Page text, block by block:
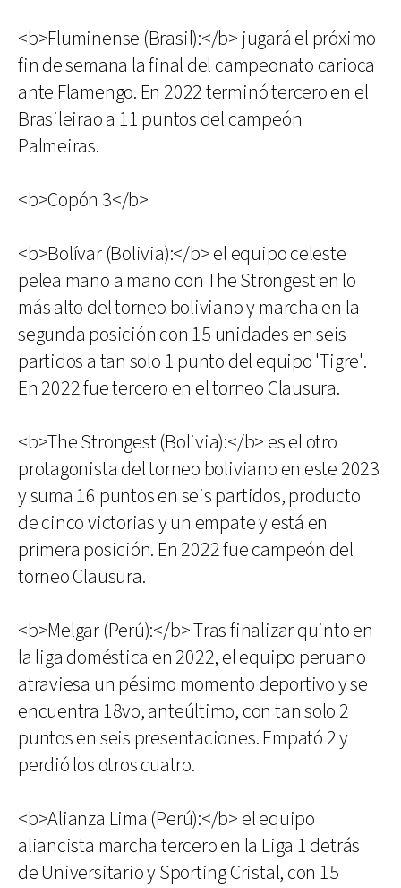
<b>Fluminense (Brasil):</b> jugará el próximo
fin de semana la final del campeonato carioca
ante Flamengo. En 2022 terminó tercero en el
Brasileirao a 11 puntos del campeón
Palmeiras.
<b>Copón 3</b>
<b>Bolívar (Bolivia):</b> el equipo celeste
pelea mano a mano con The Strongest en lo
más alto del torneo boliviano y marcha en la
segunda posición con 15 unidades en seis
partidos a tan solo 1 punto del equipo 'Tigre'.
En 2022 fue tercero en el torneo Clausura.
<b>The Strongest (Bolivia):</b> es el otro
protagonista del torneo boliviano en este 2023
y suma 16 puntos en seis partidos, producto
de cinco victorias y un empate y está en
primera posición. En 2022 fue campeón del
torneo Clausura.
<b>Melgar (Perú):</b> Tras finalizar quinto en
la liga doméstica en 2022, el equipo peruano
atraviesa un pésimo momento deportivo y se
encuentra 18vo, anteúltimo, con tan solo 2
puntos en seis presentaciones. Empató 2 y
perdió los otros cuatro.
<b>Alianza Lima (Perú):</b> el equipo
aliancista marcha tercero en la Liga 1 detrás
de Universitario y Sporting Cristal, con 15